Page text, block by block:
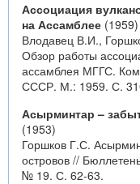
Ассоциация
на Ассамблее (1959)
Влодавец В.И.,
Обзор работы
ассамблея МГГС.
СССР. М.: 1959. С.
Асырминтар –
(1953)
Горшков Г.С.
островов //
№ 19. С. 62-63.